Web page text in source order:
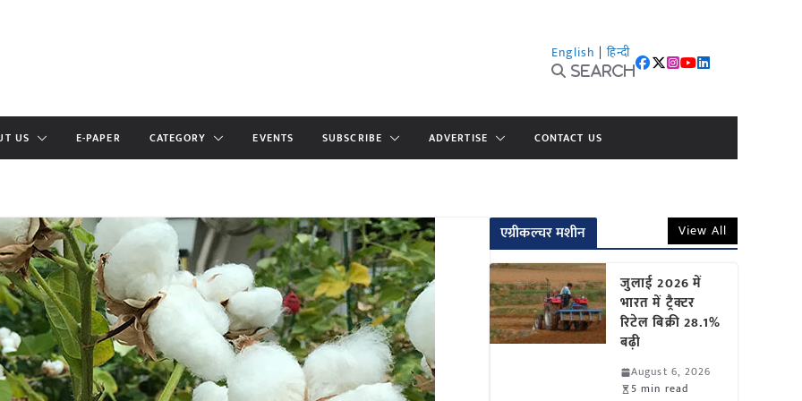
English | हिन्दी
Search
US E-PAPER CATEGORY EVENTS SUBSCRIBE ADVERTISE CONTACT US
एग्रीकल्चर मशीन View All
जुलाई 2026 में
भारत में ट्रैक्टर
रिटेल बिक्री 28.1%
बढ़ी
August 6, 2026
5 min read